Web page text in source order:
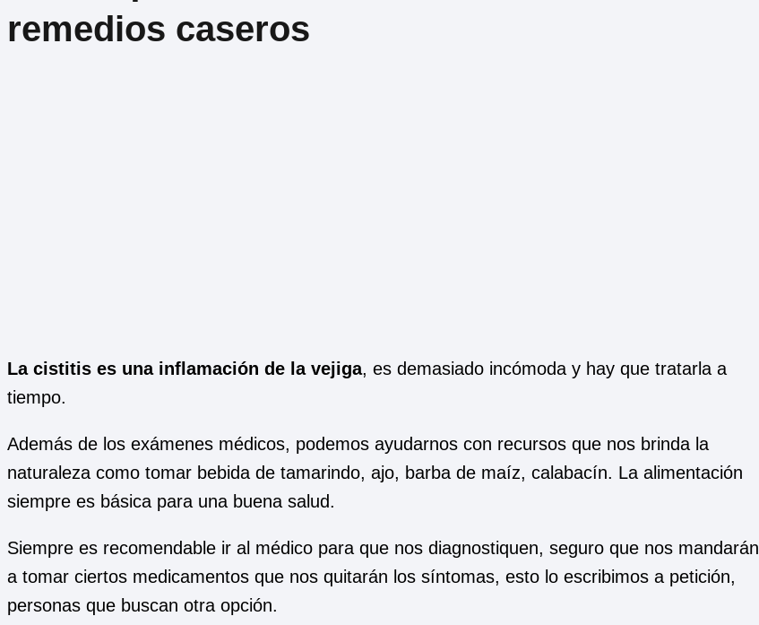
remedios caseros
La cistitis es una inflamación de la vejiga, es demasiado incómoda y hay que tratarla a
tiempo.
Además de los exámenes médicos, podemos ayudarnos con recursos que nos brinda la
naturaleza como tomar bebida de tamarindo, ajo, barba de maíz, calabacín. La alimentación
siempre es básica para una buena salud.
Siempre es recomendable ir al médico para que nos diagnostiquen, seguro que nos mandarán
a tomar ciertos medicamentos que nos quitarán los síntomas, esto lo escribimos a petición,
personas que buscan otra opción.